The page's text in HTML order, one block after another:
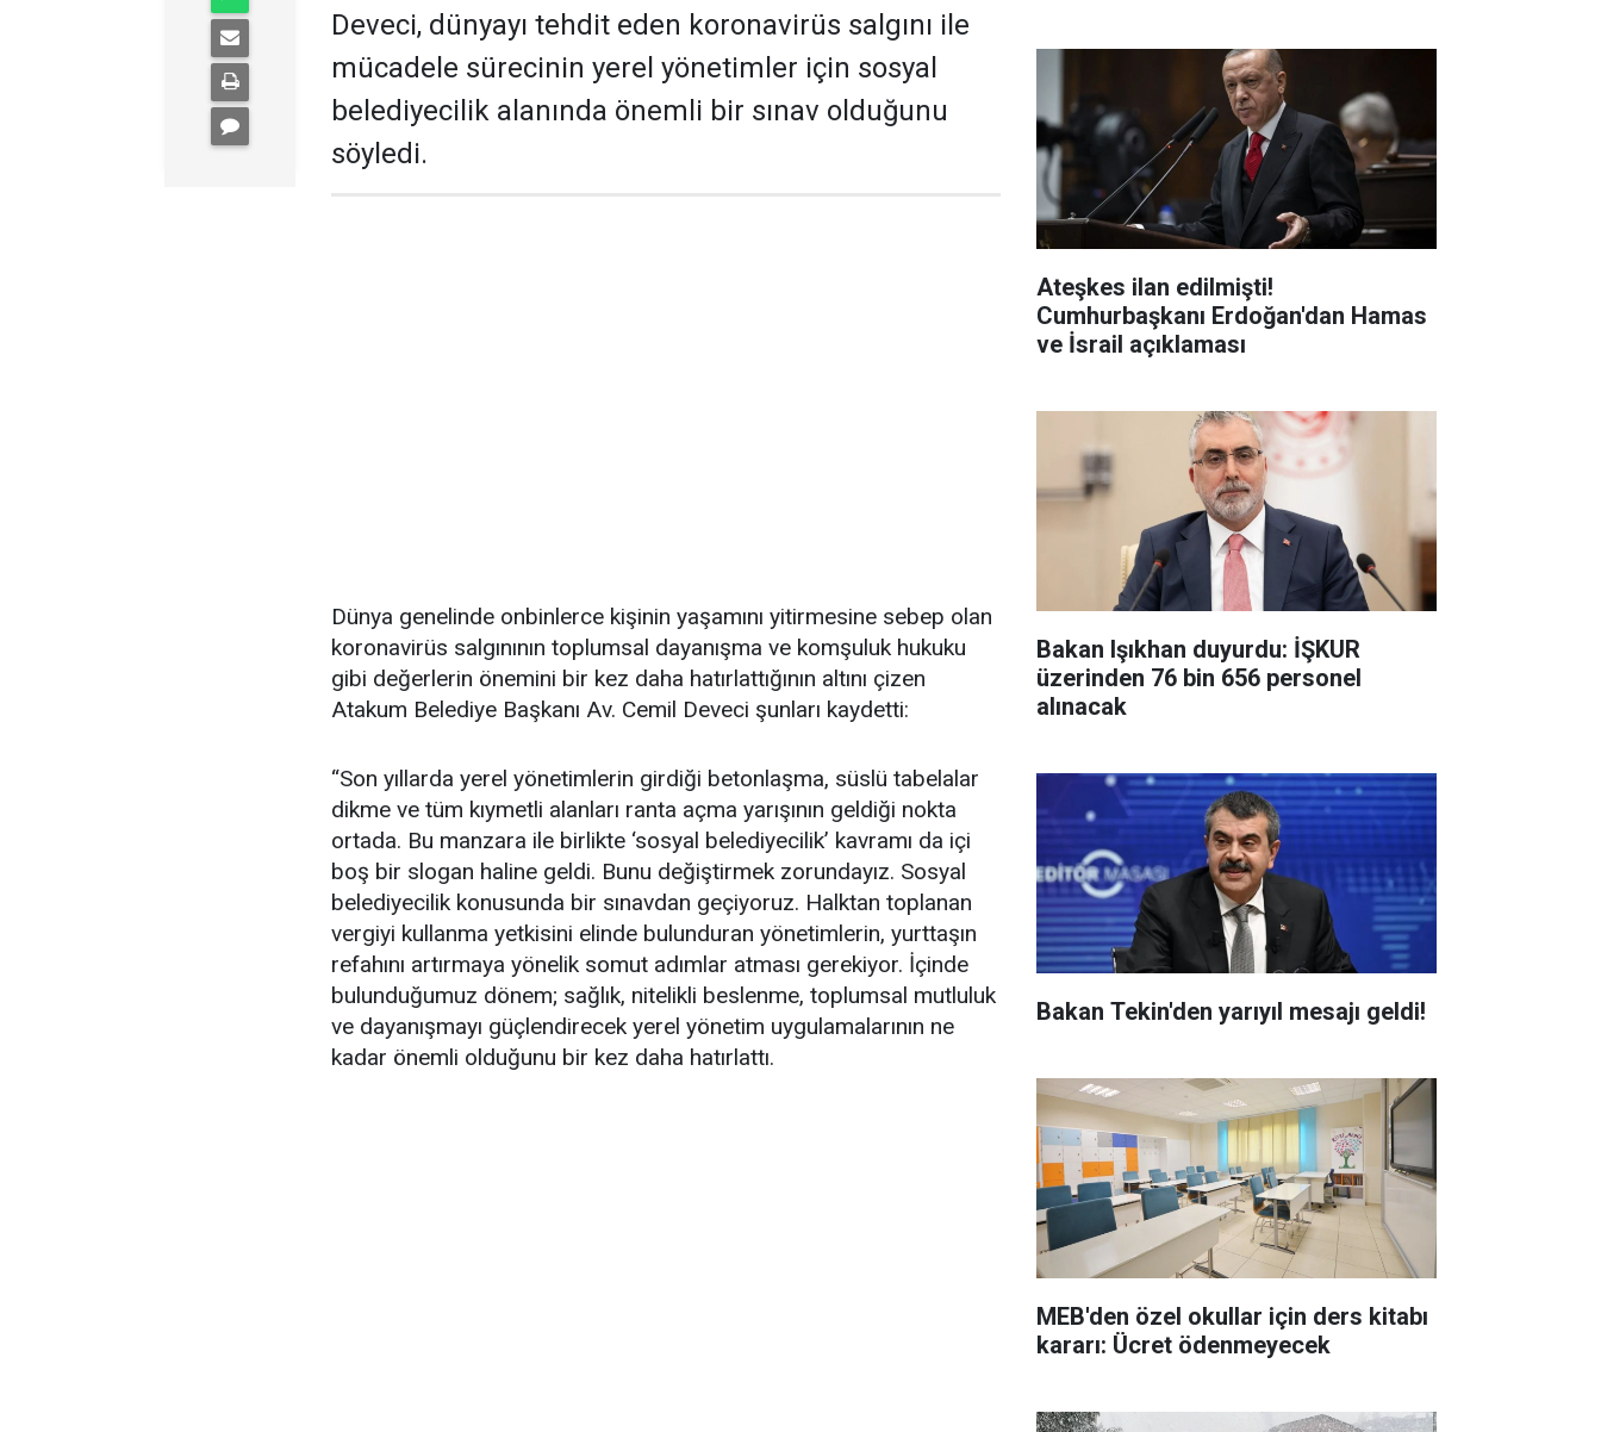
Deveci, dünyayı tehdit eden koronavirüs salgını ile
mücadele sürecinin yerel yönetimler için sosyal
belediyecilik alanında önemli bir sınav olduğunu
söyledi.
Dünya genelinde onbinlerce kişinin yaşamını yitirmesine sebep olan
koronavirüs salgınının toplumsal dayanışma ve komşuluk hukuku
gibi değerlerin önemini bir kez daha hatırlattığının altını çizen
Atakum Belediye Başkanı Av. Cemil Deveci şunları kaydetti:
“Son yıllarda yerel yönetimlerin girdiği betonlaşma, süslü tabelalar
dikme ve tüm kıymetli alanları ranta açma yarışının geldiği nokta
ortada. Bu manzara ile birlikte ‘sosyal belediyecilik’ kavramı da içi
boş bir slogan haline geldi. Bunu değiştirmek zorundayız. Sosyal
belediyecilik konusunda bir sınavdan geçiyoruz. Halktan toplanan
vergiyi kullanma yetkisini elinde bulunduran yönetimlerin, yurttaşın
refahını artırmaya yönelik somut adımlar atması gerekiyor. İçinde
bulunduğumuz dönem; sağlık, nitelikli beslenme, toplumsal mutluluk
ve dayanışmayı güçlendirecek yerel yönetim uygulamalarının ne
kadar önemli olduğunu bir kez daha hatırlattı.
Ateşkes ilan edilmişti!
Cumhurbaşkanı Erdoğan'dan Hamas
ve İsrail açıklaması
Bakan Işıkhan duyurdu: İŞKUR
üzerinden 76 bin 656 personel
alınacak
Bakan Tekin'den yarıyıl mesajı geldi!
MEB'den özel okullar için ders kitabı
kararı: Ücret ödenmeyecek